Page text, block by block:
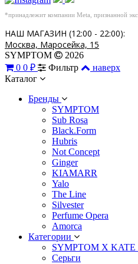
*принадлежит компании Meta, признанной
НАШ МАГАЗИН (12:00 - 22:00):
Москва, Маросейка, 15
SYMPTOM
2026
0 0 ₽ Фильтр
наверх
Каталог
Бренды
SYMPTOM
Sub Rosa
Black.Form
Hubris
Not Concept
Ginger
KIAMARR
Yalo
The Line
Silvester
Perfume Opera
Amorca
Категории
SYMPTOM X KATE
Серьги